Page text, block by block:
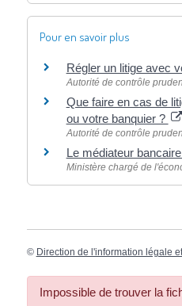
Pour en savoir plus
Régler un litige avec
Autorité de contrôle
Que faire en cas de
ou votre banquier ?
Autorité de contrôle
Le médiateur bancaire
Ministère chargé de
© Direction de l'information légale
Impossible de trouver la